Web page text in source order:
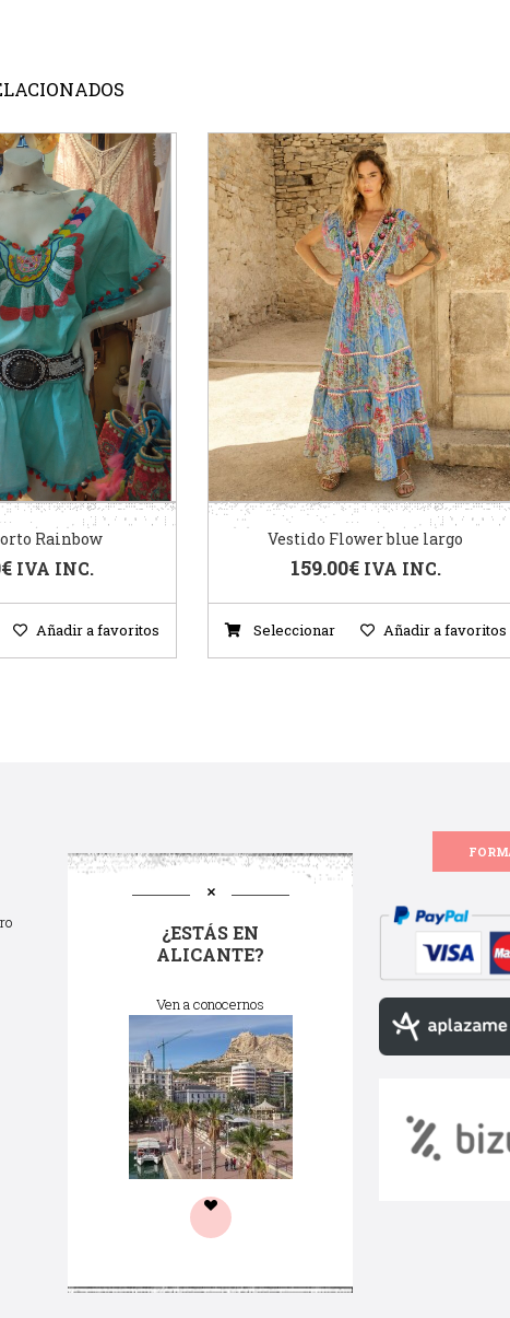
Rainbow
€ IVA INC.
Añadir a favoritos
Vestido Flower blue largo
159.00€ IVA INC.
Seleccionar Añadir a favoritos
¿ESTÁS EN
ALICANTE?
Ven a conocernos